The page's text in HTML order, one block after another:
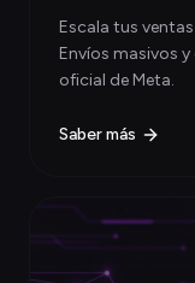
Escala tus
Envíos masivos
oficial de Meta.
Saber más